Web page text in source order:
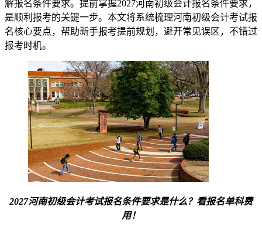
解报名条件要求。提前掌握2027河南初级会计报名条件要求，
是顺利报考的关键一步。本文将系统梳理河南初级会计考试报
名核心要点，帮助新手报考提前规划，避开常见误区，不错过
报考时机。
2027河南初级会计考试报名条件要求是什么？看报名单科费
用！